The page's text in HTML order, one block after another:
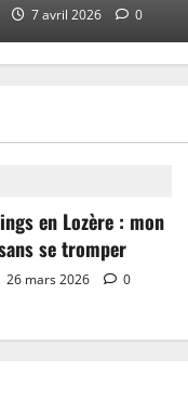
7 avril 2026 0
en Lozère : mon
se tromper
26 mars 2026 0